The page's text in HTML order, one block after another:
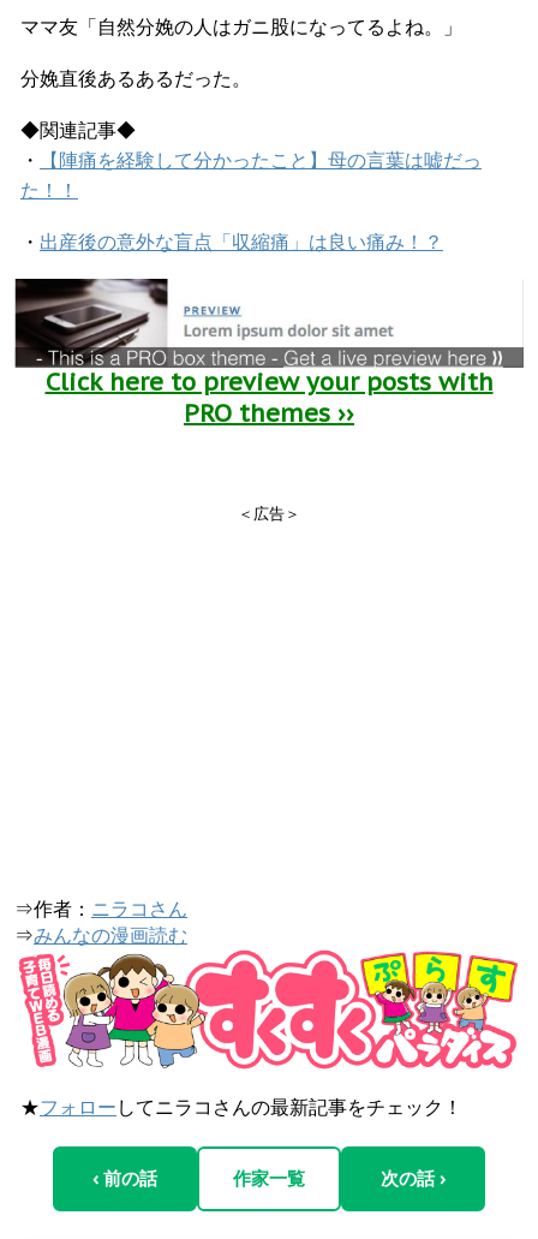
ママ友「自然分娩の人はガニ股になってるよね。」
分娩直後あるあるだった。
◆関連記事◆
・
【陣痛を経験して分かったこと】母の言葉は嘘だっ
た！！
・ 出産後の意外な盲点「収縮痛」は良い痛み！？
Click here to preview your posts with
PRO themes ››
＜広告＞
⇒作者： ニラコさん
⇒みんなの漫画読む
★フォロー してニラコさんの最新記事をチェック！
‹ 前の話 作家一覧 次の話 ›